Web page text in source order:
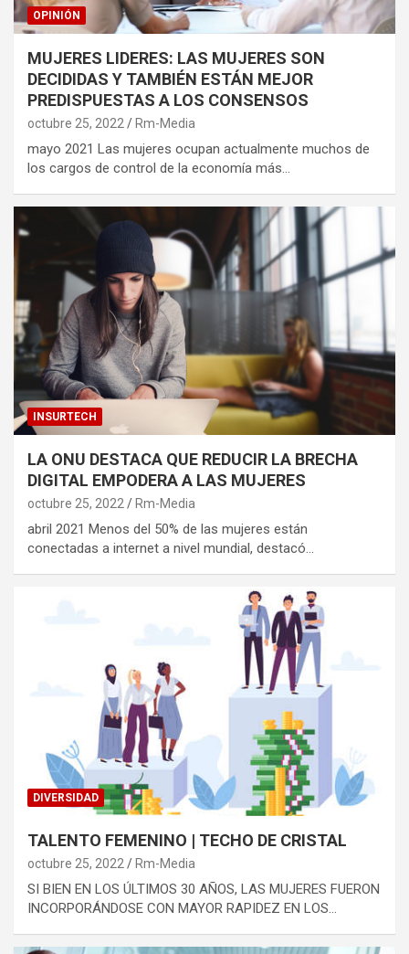
OPINIÓN
MUJERES LIDERES: LAS MUJERES SON
DECIDIDAS Y TAMBIÉN ESTÁN MEJOR
PREDISPUESTAS A LOS CONSENSOS
octubre 25, 2022 Rm-Media
mayo 2021 Las mujeres ocupan actualmente muchos de
los cargos de control de la economía más…
INSURTECH
LA ONU DESTACA QUE REDUCIR LA BRECHA
DIGITAL EMPODERA A LAS MUJERES
octubre 25, 2022 Rm-Media
abril 2021 Menos del 50% de las mujeres están
conectadas a internet a nivel mundial, destacó…
DIVERSIDAD
TALENTO FEMENINO | TECHO DE CRISTAL
octubre 25, 2022 Rm-Media
SI BIEN EN LOS ÚLTIMOS 30 AÑOS, LAS MUJERES FUERON
INCORPORÁNDOSE CON MAYOR RAPIDEZ EN LOS…